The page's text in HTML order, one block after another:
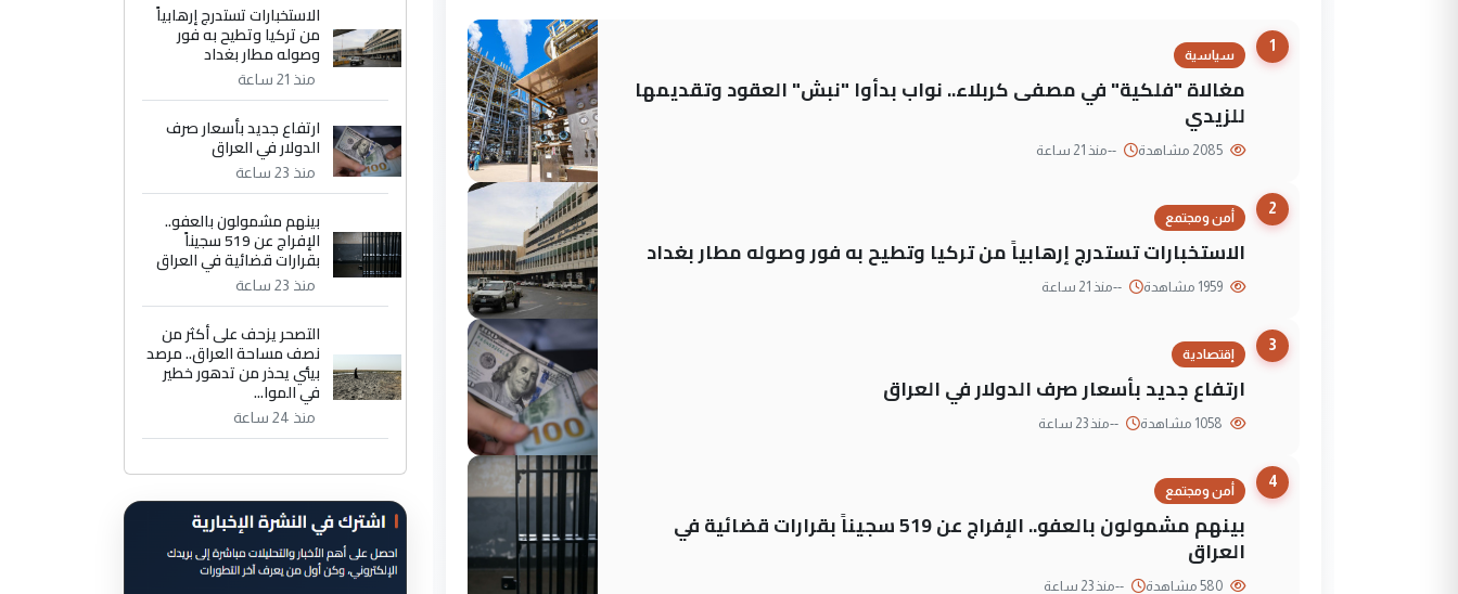
1
سياسية
مغالاة "فلكية" في مصفى كربلاء.. نواب بدأوا "نبش" العقود وتقديمها
للزيدي
--منذ 21 ساعة
2
أمن ومجتمع
الاستخبارات تستدرج إرهابياً من تركيا وتطيح به فور وصوله مطار بغداد
--منذ 21 ساعة
3
إقتصادية
ارتفاع جديد بأسعار صرف الدولار في العراق
--منذ 23 ساعة
4
أمن ومجتمع
بينهم مشمولون بالعفو.. الإفراج عن 519 سجيناً بقرارات قضائية في
العراق
--منذ 23 ساعة
الاستخبارات تستدرج إرهابياً
من تركيا وتطيح به فور
وصوله مطار بغداد
منذ 21 ساعة
ارتفاع جديد بأسعار صرف
الدولار في العراق
منذ 23 ساعة
بينهم مشمولون بالعفو..
الإفراج عن 519 سجيناً
بقرارات قضائية في العراق
منذ 23 ساعة
التصحر يزحف على أكثر من
نصف مساحة العراق.. مرصد
بيئي يحذر من تدهور خطير
في الموا...
منذ 24 ساعة